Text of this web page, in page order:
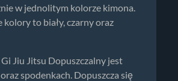
w jednolitym kolorze kimona.
kolory to biały, czarny oraz
Jiu Jitsu Dopuszczalny jest
spodenkach. Dopuszcza się